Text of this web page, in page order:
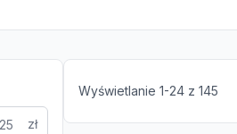
zł
Wyświetlanie 1-24 z 145